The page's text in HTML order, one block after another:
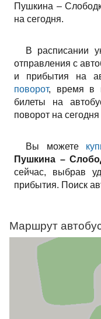
Пушкина –
на сегодня.
В расписании
отправления с
и прибытия на
поворот, время в
билеты на
поворот на
Вы можете
Пушкина –
сейчас, выбрав
прибытия. Поиск
Маршрут